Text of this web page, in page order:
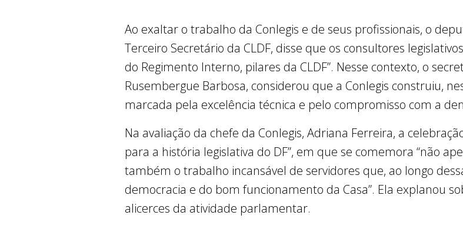
Ao exaltar o trabalho da Conlegis e de seus profissionais, o
Terceiro Secretário da CLDF, disse que os consultores
do Regimento Interno, pilares da CLDF”. Nesse contexto, o
Rusembergue Barbosa, considerou que a Conlegis construiu,
marcada pela excelência técnica e pelo compromisso com a
Na avaliação da chefe da Conlegis, Adriana Ferreira, a
para a história legislativa do DF”, em que se comemora “não
também o trabalho incansável de servidores que, ao longo
democracia e do bom funcionamento da Casa”. Ela explanou
alicerces da atividade parlamentar.